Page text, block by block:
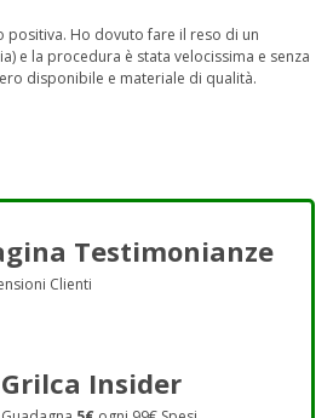
positiva. Ho dovuto fare il reso di un
e la procedura è stata velocissima e senza
disponibile e materiale di qualità.
Testimonianze
Clienti
Grilca Insider